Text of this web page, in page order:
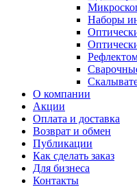
Наборы
О компании
Акции
Оплата и доставка
Возврат и обмен
Публикации
Как сделать заказ
Для бизнеса
Контакты